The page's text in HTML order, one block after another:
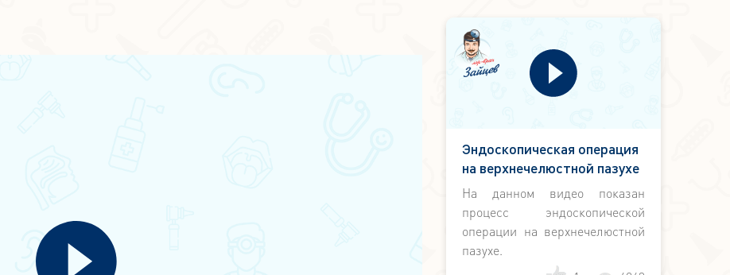
Эндоскопическая операция
на верхнечелюстной пазухе
На данном видео показан
процесс эндоскопической
операции на верхнечелюстной
пазухе.